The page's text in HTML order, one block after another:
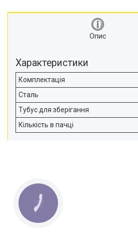
Опис
Характеристики
Комплектація
Сталь
Тубус для зберігання
Кількість в пачці
КНОПКА
ЗВ'ЯЗКУ